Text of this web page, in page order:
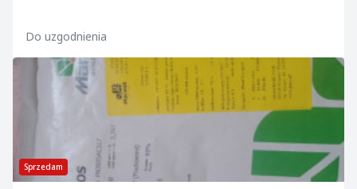
Do uzgodnienia
Sprzedam